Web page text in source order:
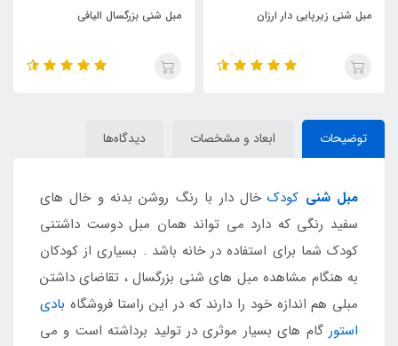
مبل شنی زیرپایی دار ارزان
مبل شنی بزرگسال الیافی
توضیحات ابعاد و مشخصات دیدگاه‌ها
مبل شنی کودکخال دار با رنگ روشن بدنه و خال های
سفید رنگی که دارد می تواند همان مبل دوست داشتنی
کودک شما برای استفاده در خانه باشد . بسیاری از کودکان
به هنگام مشاهده مبل های شنی بزرگسال ، تقاضای داشتن
مبلی هم اندازه خود را دارند که در این راستا فروشگاه بادی
استور گام های بسیار موثری در تولید برداشته است و می